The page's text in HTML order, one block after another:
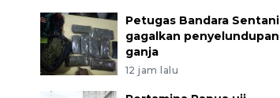
Petugas Bandara Sentani
gagalkan penyelundupan
ganja
12 jam lalu